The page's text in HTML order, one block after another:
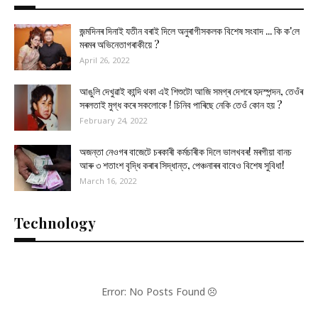
জন্মদিনৰ দিনাই যতীন বৰাই দিলে অনুৰাগীসকলক বিশেষ সংবাদ ... কি ক'লে
মৰমৰ অভিনেতাগৰাকীয়ে ?
April 26, 2022
আঙুলি দেখুৱাই কান্দি থকা এই শিশুটো আজি সমগ্ৰ দেশৰে হৃদস্পন্দন, তেওঁৰ
সৰলতাই মুগ্ধ কৰে সকলোকে ! চিনিব পাৰিছে নেকি তেওঁ কোন হয় ?
February 24, 2022
অজন্তা নেওগৰ বাজেটে চৰকাৰী কৰ্মচাৰীক দিলে ভালখবৰ! মৰগীয়া বানচ
আৰু ৩ শতাংশ বৃদ্ধি কৰাৰ সিদ্ধান্ত, পেঞ্চনাৰৰ বাবেও বিশেষ সুবিধা!
March 16, 2022
Technology
Error: No Posts Found